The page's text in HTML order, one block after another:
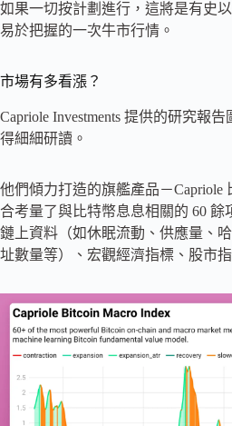
如果一切按計劃進行，這將是有史
易於把握的一次牛市行情。
市場有多看漲？
Capriole Investments 提供的研究報
得細細研讀。
他們傾力打造的旗艦產品－Capriole
合考量了與比特幣息息相關的 60 餘
鏈上資料（如休眠流動、供應量、
址數量等）、宏觀經濟指標、股市